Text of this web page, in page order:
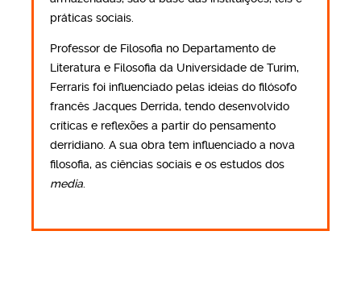
práticas sociais.
Professor de Filosofia no Departamento de
Literatura e Filosofia da Universidade de Turim,
Ferraris foi influenciado pelas ideias do filósofo
francês Jacques Derrida, tendo desenvolvido
críticas e reflexões a partir do pensamento
derridiano. A sua obra tem influenciado a nova
filosofia, as ciências sociais e os estudos dos
media